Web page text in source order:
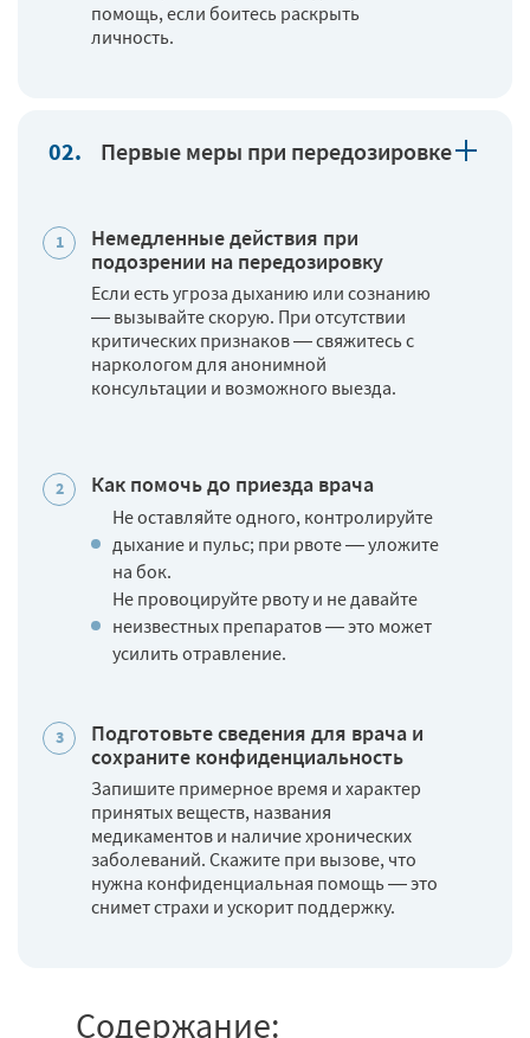
помощь, если боитесь раскрыть
личность.
Первые меры при передозировке
Немедленные действия при
подозрении на передозировку
Если есть угроза дыханию или сознанию
— вызывайте скорую. При отсутствии
критических признаков — свяжитесь с
наркологом для анонимной
консультации и возможного выезда.
Как помочь до приезда врача
Не оставляйте одного, контролируйте
дыхание и пульс; при рвоте — уложите
на бок.
Не провоцируйте рвоту и не давайте
неизвестных препаратов — это может
усилить отравление.
Подготовьте сведения для врача и
сохраните конфиденциальность
Запишите примерное время и характер
принятых веществ, названия
медикаментов и наличие хронических
заболеваний. Скажите при вызове, что
нужна конфиденциальная помощь — это
снимет страхи и ускорит поддержку.
Содержание: